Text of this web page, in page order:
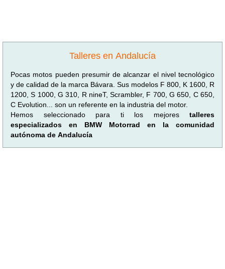
Talleres en Andalucía
Pocas motos pueden presumir de alcanzar el nivel tecnológico
y de calidad de la marca Bávara. Sus modelos F 800, K 1600, R
1200, S 1000, G 310, R nineT, Scrambler, F 700, G 650, C 650,
C Evolution... son un referente en la industria del motor.
Hemos seleccionado para ti los mejores talleres
especializados en BMW Motorrad en la comunidad
autónoma de Andalucía